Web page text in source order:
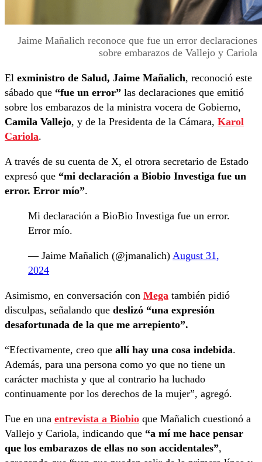
Jaime Mañalich reconoce que fue un error declaraciones
sobre embarazos de Vallejo y Cariola
El exministro de Salud, Jaime Mañalich, reconoció este
sábado que “fue un error” las declaraciones que emitió
sobre los embarazos de la ministra vocera de Gobierno,
Camila Vallejo, y de la Presidenta de la Cámara, Karol
Cariola.
A través de su cuenta de X, el otrora secretario de Estado
expresó que “mi declaración a Biobio Investiga fue un
error. Error mío”.
Mi declaración a BioBio Investiga fue un error.
Error mío.
— Jaime Mañalich (@jmanalich) August 31,
2024
Asimismo, en conversación con Mega también pidió
disculpas, señalando que deslizó “una expresión
desafortunada de la que me arrepiento”.
“Efectivamente, creo que allí hay una cosa indebida.
Además, para una persona como yo que no tiene un
carácter machista y que al contrario ha luchado
continuamente por los derechos de la mujer”, agregó.
Fue en una entrevista a Biobio que Mañalich cuestionó a
Vallejo y Cariola, indicando que “a mí me hace pensar
que los embarazos de ellas no son accidentales”,